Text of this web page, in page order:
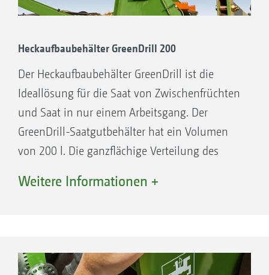
Heckaufbaubehälter GreenDrill 200
Der Heckaufbaubehälter GreenDrill ist die
Ideallösung für die Saat von Zwischenfrüchten
und Saat in nur einem Arbeitsgang. Der
GreenDrill-Saatgutbehälter hat ein Volumen
von 200 l. Die ganzflächige Verteilung des
Dosierbereich unterhalb des Saatgutbehälters
bestückt wird.
Weitere Informationen +